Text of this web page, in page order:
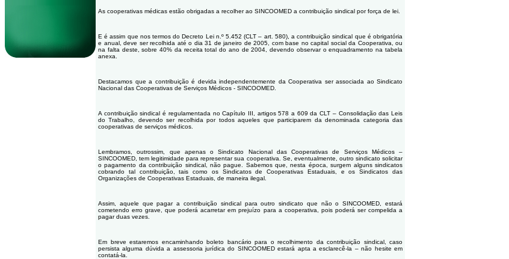
As cooperativas médicas estão obrigadas a recolher ao SINCOOMED a contribuição sindical por força de lei.
E é assim que nos termos do Decreto Lei n.º 5.452 (CLT – art. 580), a contribuição sindical que é obrigatória
e anual, deve ser recolhida até o dia 31 de janeiro de 2005, com base no capital social da Cooperativa, ou
na falta deste, sobre 40% da receita total do ano de 2004, devendo observar o enquadramento na tabela
anexa.
Destacamos que a contribuição é devida independentemente da Cooperativa ser associada ao Sindicato
Nacional das Cooperativas de Serviços Médicos - SINCOOMED.
A contribuição sindical é regulamentada no Capítulo III, artigos 578 a 609 da CLT – Consolidação das Leis
do Trabalho, devendo ser recolhida por todos aqueles que participarem da denominada categoria das
cooperativas de serviços médicos.
Lembramos, outrossim, que apenas o Sindicato Nacional das Cooperativas de Serviços Médicos –
SINCOOMED, tem legitimidade para representar sua cooperativa. Se, eventualmente, outro sindicato solicitar
o pagamento da contribuição sindical, não pague. Sabemos que, nesta época, surgem alguns sindicatos
cobrando tal contribuição, tais como os Sindicatos de Cooperativas Estaduais, e os Sindicatos das
Organizações de Cooperativas Estaduais, de maneira ilegal.
Assim, aquele que pagar a contribuição sindical para outro sindicato que não o SINCOOMED, estará
cometendo erro grave, que poderá acarretar em prejuízo para a cooperativa, pois poderá ser compelida a
pagar duas vezes.
Em breve estaremos encaminhando boleto bancário para o recolhimento da contribuição sindical, caso
persista alguma dúvida a assessoria jurídica do SINCOOMED estará apta a esclarecê-la – não hesite em
contatá-la.